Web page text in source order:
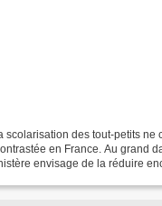
scolarisation des tout-petits ne
en France. Au grand
envisage de la réduire